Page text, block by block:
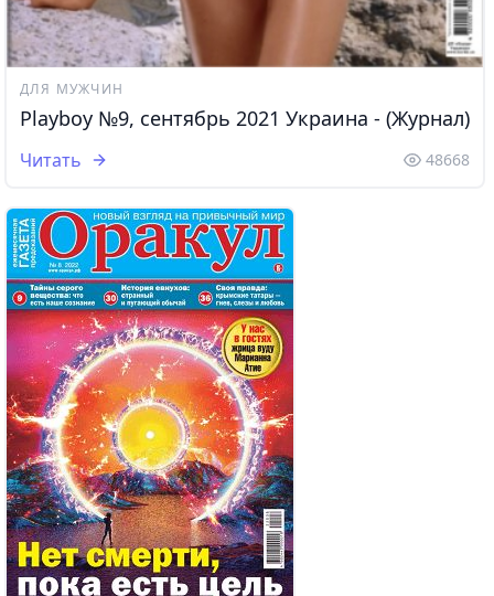
ДЛЯ МУЖЧИН
Playboy №9, сентябрь 2021 Украина - (Журнал)
Читать 48668